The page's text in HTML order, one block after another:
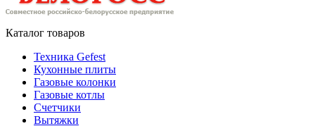
Каталог товаров
Техника Gefest
Кухонные плиты
Газовые колонки
Газовые котлы
Счетчики
Вытяжки